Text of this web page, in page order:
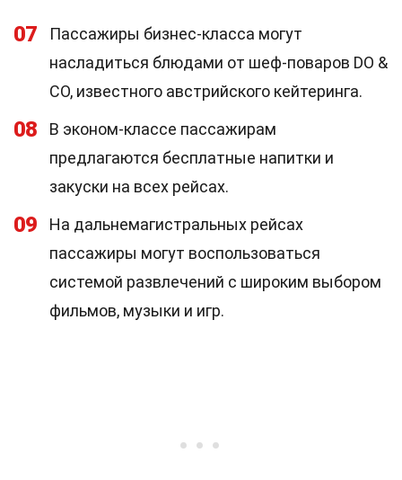
07
Пассажиры бизнес-класса могут
насладиться блюдами от шеф-поваров DO &
CO, известного австрийского кейтеринга.
08
В эконом-классе пассажирам
предлагаются бесплатные напитки и
закуски на всех рейсах.
09
На дальнемагистральных рейсах
пассажиры могут воспользоваться
системой развлечений с широким выбором
фильмов, музыки и игр.